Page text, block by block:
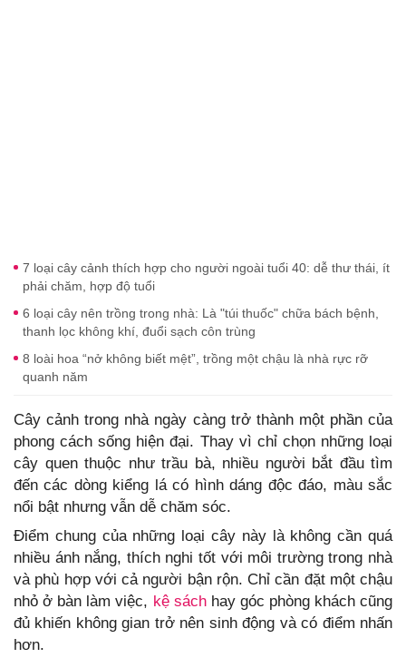
7 loại cây cảnh thích hợp cho người ngoài tuổi 40: dễ thư thái, ít
phải chăm, hợp độ tuổi
6 loại cây nên trồng trong nhà: Là "túi thuốc" chữa bách bệnh,
thanh lọc không khí, đuổi sạch côn trùng
8 loài hoa “nở không biết mệt”, trồng một chậu là nhà rực rỡ
quanh năm
Cây cảnh trong nhà ngày càng trở thành một phần của
phong cách sống hiện đại. Thay vì chỉ chọn những loại
cây quen thuộc như trầu bà, nhiều người bắt đầu tìm
đến các dòng kiểng lá có hình dáng độc đáo, màu sắc
nổi bật nhưng vẫn dễ chăm sóc.
Điểm chung của những loại cây này là không cần quá
nhiều ánh nắng, thích nghi tốt với môi trường trong nhà
và phù hợp với cả người bận rộn. Chỉ cần đặt một chậu
nhỏ ở bàn làm việc, kệ sáchhay góc phòng khách cũng
đủ khiến không gian trở nên sinh động và có điểm nhấn
hơn.